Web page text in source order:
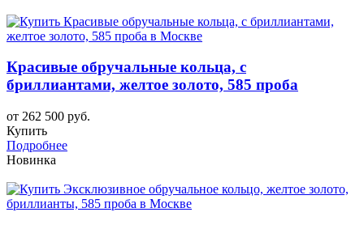
Красивые обручальные кольца, с
бриллиантами, желтое золото, 585 проба
от 262 500 руб.
Купить
Подробнее
Новинка